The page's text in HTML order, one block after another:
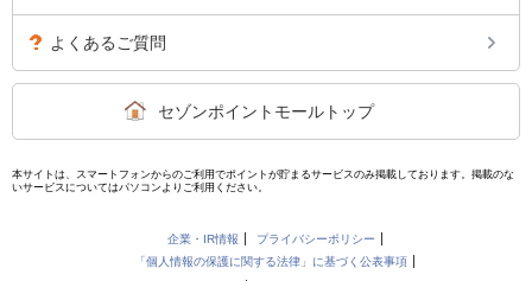
よくあるご質問
セゾンポイントモールトップ
本サイトは、スマートフォンからのご利用でポイントが貯まるサービスのみ掲載しております。掲載のな
いサービスについてはパソコンよりご利用ください。
企業・IR情報
プライバシーポリシー
「個人情報の保護に関する法律」に基づく公表事項